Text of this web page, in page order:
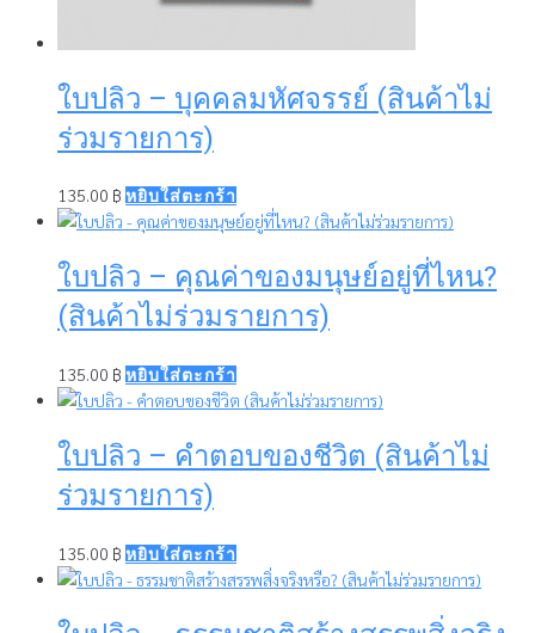
ใบปลิว – บุคคลมหัศจรรย์ (สินค้าไม่
ร่วมรายการ)
135.00 ฿ หยิบใส่ตะกร้า
ใบปลิว – คุณค่าของมนุษย์อยู่ที่ไหน?
(สินค้าไม่ร่วมรายการ)
135.00 ฿ หยิบใส่ตะกร้า
ใบปลิว – คำตอบของชีวิต (สินค้าไม่
ร่วมรายการ)
135.00 ฿ หยิบใส่ตะกร้า